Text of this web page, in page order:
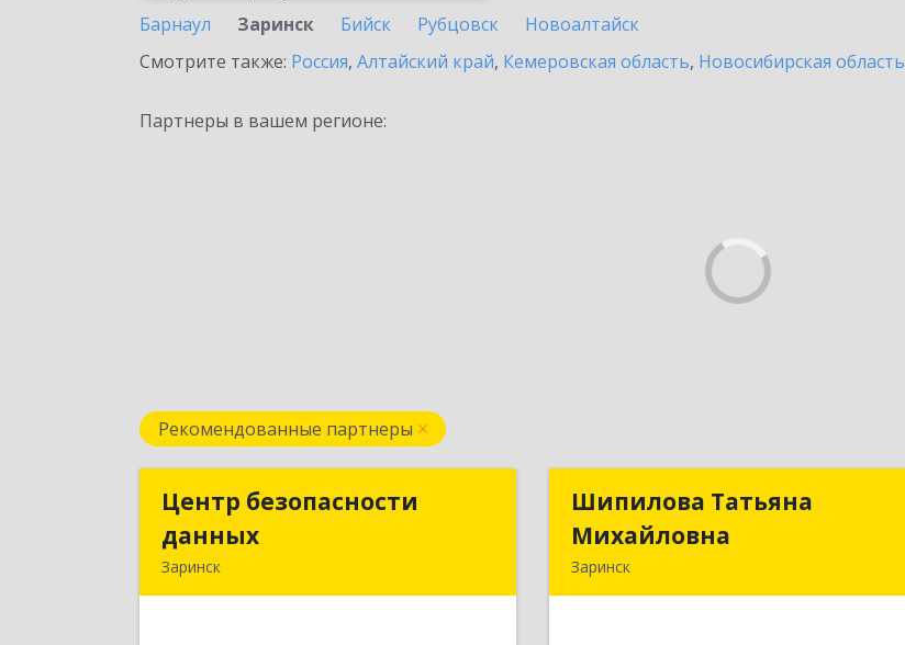
Барнаул
Заринск Бийск Рубцовск
Новоалтайск
Смотрите также: Россия, Алтайский край, Кемеровская область, Новосибирская область
Партнеры в вашем регионе:
Рекомендованные партнеры
Центр безопасности
данных
Заринск
Центр безопасности
Шипилова Татьяна
Михайловна
Заринск
Шипилова Татьяна